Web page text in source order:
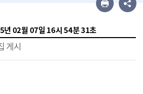
년 02월 07일 16시 54분 31초
게시